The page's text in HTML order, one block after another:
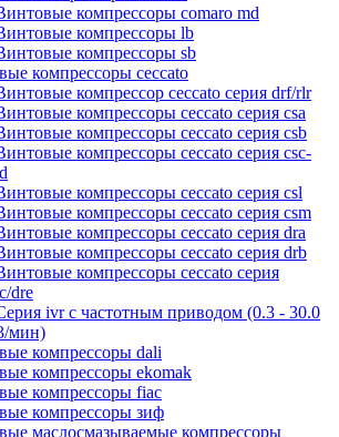
компрессоры comaro md
компрессоры lb
компрессоры sb
компрессоры ceccato
компрессор ceccato серия drf/rlr
компрессоры ceccato серия csa
компрессоры ceccato серия csb
компрессоры ceccato серия csc-
компрессоры ceccato серия csl
компрессоры ceccato серия csm
компрессоры ceccato серия dra
компрессоры ceccato серия drb
компрессоры ceccato серия
dre
ivr с частотным приводом (0.3 - 30.0
мин)
компрессоры dali
компрессоры ekomak
компрессоры fiac
компрессоры зиф
маслосмазываемые компрессоры